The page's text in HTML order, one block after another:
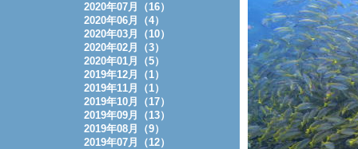
2020年07月（16）
2020年06月（4）
2020年03月（10）
2020年02月（3）
2020年01月（5）
2019年12月（1）
2019年11月（1）
2019年10月（17）
2019年09月（13）
2019年08月（9）
2019年07月（12）